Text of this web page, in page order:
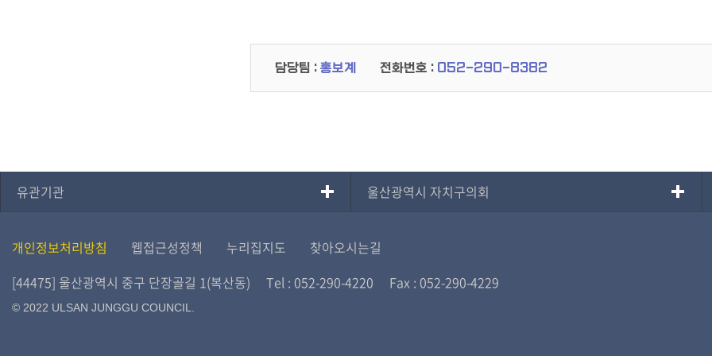
담당팀 : 홍보계 전화번호 : 052-290-8382
유관기관 울산광역시 자치구의회
개인정보처리방침 웹접근성정책 누리집지도
찾아오시는길
[44475] 울산광역시 중구 단장골길 1(복산동)
Tel : 052-290-4220 Fax : 052-290-4229
© 2022 ULSAN JUNGGU COUNCIL.